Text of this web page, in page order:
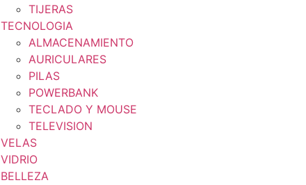
TIJERAS
TECNOLOGIA
ALMACENAMIENTO
AURICULARES
PILAS
POWERBANK
TECLADO Y MOUSE
TELEVISION
VELAS
VIDRIO
BELLEZA